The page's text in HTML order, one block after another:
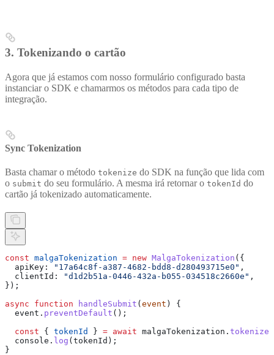
3. Tokenizando o cartão
Agora que já estamos com nosso formulário configurado basta
instanciar o SDK e chamarmos os métodos para cada tipo de
integração.
Sync Tokenization
Basta chamar o método tokenize do SDK na função que lida com
o submit do seu formulário. A mesma irá retornar o tokenId do
cartão já tokenizado automaticamente.
const malgaTokenization = new MalgaTokenization ({
  apiKey:
"17a64c8f-a387-4682-bdd8-d280493715e0" ,
  clientId:
"d1d2b51a-0446-432a-b055-034518c2660e" ,
});
async function handleSubmit ( event ) {
  event
. preventDefault ();
  const
{ tokenId } = await malgaTokenization . tokenize
  console
. log ( tokenId );
}